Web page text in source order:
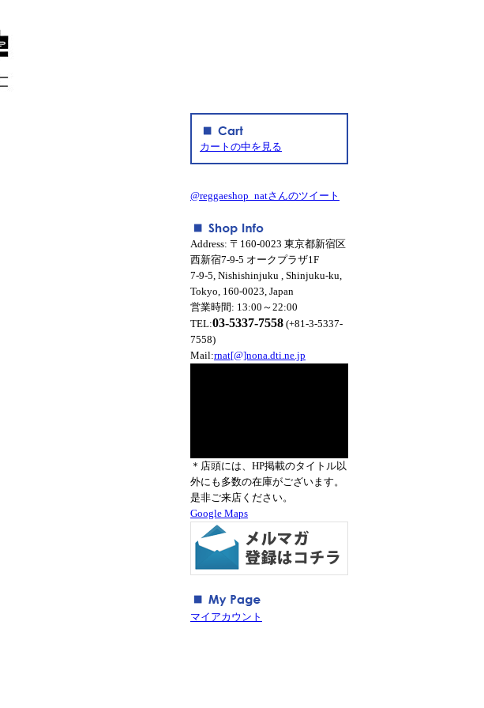
カートの中を見る
@reggaeshop_natさんのツイート
Address: 〒160-0023 東京都新宿区
西新宿7-9-5 オークプラザ1F
7-9-5, Nishishinjuku , Shinjuku-ku,
Tokyo, 160-0023, Japan
営業時間: 13:00～22:00
TEL:03-5337-7558 (+81-3-5337-
7558)
Mail:rnat[@]nona.dti.ne.jp
＊店頭には、HP掲載のタイトル以
外にも多数の在庫がございます。
是非ご来店ください。
Google Maps
マイアカウント